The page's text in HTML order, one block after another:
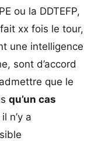
ou la DDTEFP,
fait xx fois le tour,
une intelligence
sont d’accord
que le
qu’un cas
n’y a